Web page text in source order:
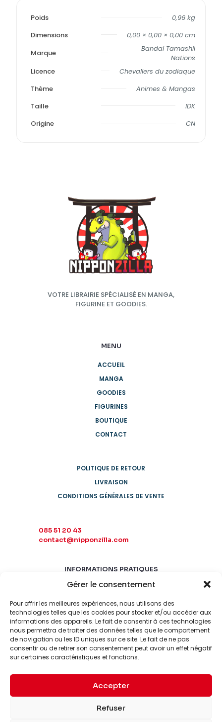
Gérer le consentement
Pour offrir les meilleures expériences, nous utilisons des
technologies telles que les cookies pour stocker et/ou accéder aux
informations des appareils. Le fait de consentir à ces technologies
nous permettra de traiter des données telles que le comportement
de navigation ou les ID uniques sur ce site. Le fait de ne pas
consentir ou de retirer son consentement peut avoir un effet négatif
sur certaines caractéristiques et fonctions.
Accepter
Refuser
Poids
0,96 kg
Dimensions
0,00 × 0,00 × 0,00 cm
Marque
Bandai Tamashii
Nations
Licence
Chevaliers du zodiaque
Thème
Animes & Mangas
Taille
IDK
Origine
CN
VOTRE LIBRAIRIE SPÉCIALISÉ EN MANGA,
FIGURINE ET GOODIES.
MENU
ACCUEIL
MANGA
GOODIES
FIGURINES
BOUTIQUE
CONTACT
POLITIQUE DE RETOUR
LIVRAISON
CONDITIONS GÉNÉRALES DE VENTE
085 51 20 43
contact@nipponzilla.com
INFORMATIONS PRATIQUES
MARDI-SAMEDI
LUNDI-DIMANCHE
FERMÉ
© 2026 Nipponzilla. Tous
Mentions